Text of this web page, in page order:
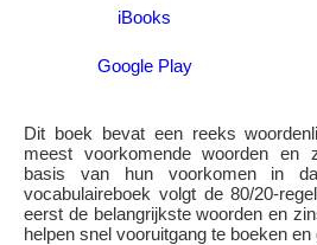
iBooks
Google Play
Dit boek bevat een reeks
meest voorkomende woorden en
basis van hun voorkomen in
vocabulaireboek volgt de 80/20-
eerst de belangrijkste woorden en
helpen snel vooruitgang te boeken